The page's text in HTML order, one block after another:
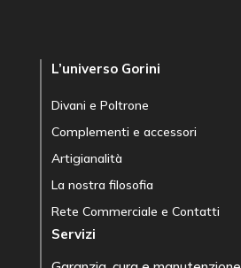
L’universo Gorini
Divani e Poltrone
Complementi e accessori
Artigianalità
La nostra filosofia
Rete Commerciale e Contatti
Servizi